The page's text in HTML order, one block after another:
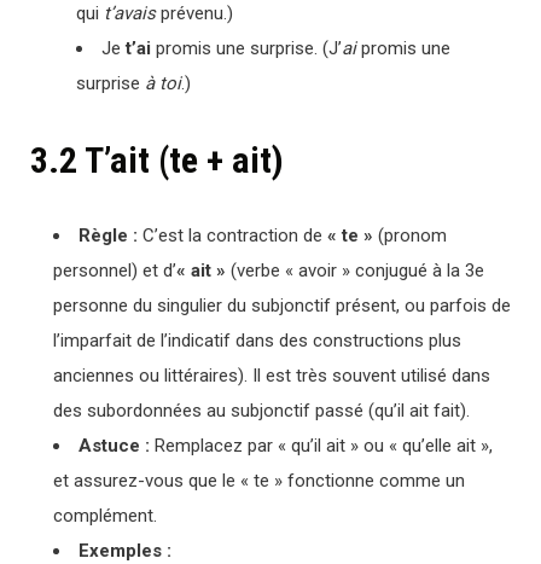
qui t’avaisprévenu.)
Jet’ai promis une surprise. (J’aipromis une
surprise à toi.)
3.2 T’ait (te + ait)
Règle : C’est la contraction de « te » (pronom
personnel) et d’« ait » (verbe « avoir » conjugué à la 3e
personne du singulier du subjonctif présent, ou parfois de
l’imparfait de l’indicatif dans des constructions plus
anciennes ou littéraires). Il est très souvent utilisé dans
des subordonnées au subjonctif passé (qu’il ait fait).
Astuce : Remplacez par « qu’il ait » ou « qu’elle ait »,
et assurez-vous que le « te » fonctionne comme un
complément.
Exemples :